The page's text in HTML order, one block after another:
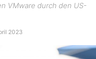
VMware durch den US-
2023